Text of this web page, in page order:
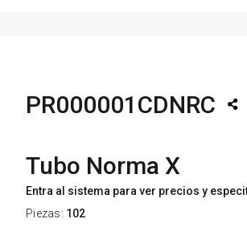
PR000001CDNRC
Tubo Norma X
Entra al sistema para ver precios y
Piezas: 102